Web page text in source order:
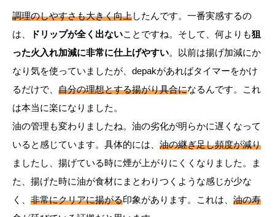
調理のしやすさも大きく向上したんです。一番実感するの
は、
ドリップが全く出ないことですね。そして、何よりも狙
った火入れ加減に非常に仕上げやすい。以前は揚げ加減にか
なり気を使っていましたが、depakがあればタイマーをかけ
るだけで、 自分の理想とする揚がり具合になるんです。これ
は本当に楽になりました。
油の管理も変わりましたね。油の劣化が明らかに遅くなって
いると感じています。具体的には、 油の継ぎ足し頻度が減り
ましたし、揚げている時に煙が上がりにくくなりました。ま
た、揚げた時に油が食材にまとわりつくような感じが少な
く、 非常にクリアに揚がる印象があります。これは、 油の寿